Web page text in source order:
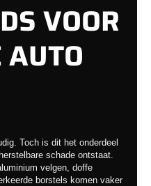
VOOR
AUTO
Toch is dit het onderdeel
schade ontstaat.
velgen, doffe
borstels komen vaker